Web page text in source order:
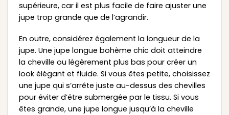
supérieure, car il est plus facile de faire ajuster une
jupe trop grande que de l’agrandir.
En outre, considérez également la longueur de la
jupe. Une jupe longue bohème chic doit atteindre
la cheville ou légèrement plus bas pour créer un
look élégant et fluide. Si vous êtes petite, choisissez
une jupe qui s’arrête juste au-dessus des chevilles
pour éviter d’être submergée par le tissu. Si vous
êtes grande, une jupe longue jusqu’à la cheville